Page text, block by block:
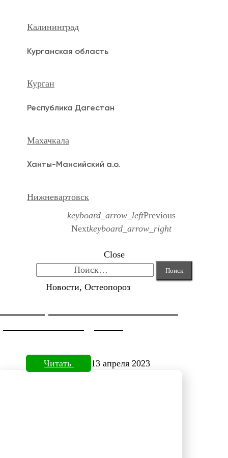
Калининград
Курганская область
Курган
Республика Дагестан
Махачкала
Ханты-Мансийский а.о.
Нижневартовск
keyboard_arrow_leftPrevious
Nextkeyboard_arrow_right
Close
Новости, Остеопороз
Читать 13 апреля 2023